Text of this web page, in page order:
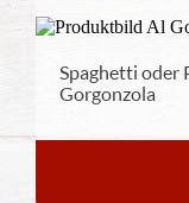
Spaghetti oder
Gorgonzola